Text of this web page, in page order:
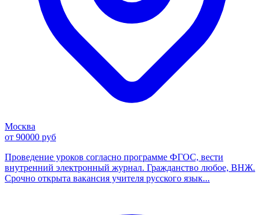
Москва
от 90000 руб
Проведение уроков согласно программе ФГОС, вести
внутренний электронный журнал. Гражданство любое, ВНЖ.
Срочно открыта вакансия учителя русского язык...